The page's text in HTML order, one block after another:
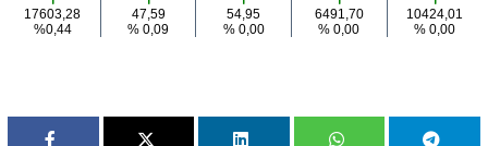
17603,28
%0,44
47,59
% 0,09
54,95
% 0,00
6491,70
% 0,00
10424,01
% 0,00